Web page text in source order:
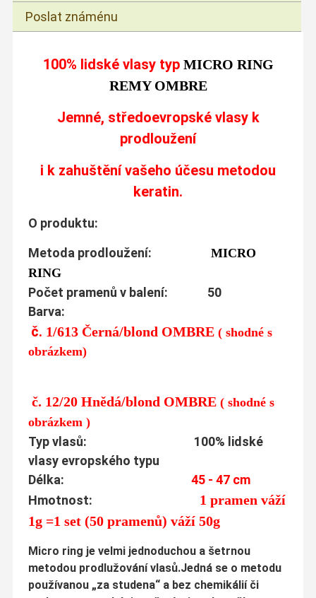
Poslat známénu
100% lidské vlasy typ MICRO RING
REMY OMBRE
Jemné, středoevropské vlasy k
prodloužení
i k zahuštění vašeho účesu metodou
keratin.
O produktu:
Metoda prodloužení: MICRO
RING
Počet pramenů v balení: 50
Barva:
č. 1/613Černá/blond OMBRE ( shodné s
obrázkem)
č. 12/20Hnědá/blond OMBRE ( shodné s
obrázkem )
Typ vlasů: 100% lidské
vlasy evropského typu
Délka: 45 - 47 cm
Hmotnost: 1 pramen váží
1g =1 set (50 pramenů) váží 50g
Micro ring je velmi jednoduchou a šetrnou
metodou prodlužování vla­sů.Jedná se o metodu
používanou „za studena“ a bez chemikálií či